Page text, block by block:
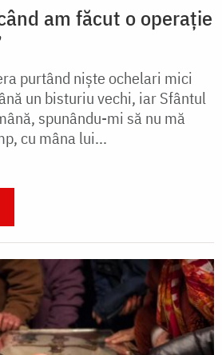
am făcut o operație
purtând nişte oche­lari mici
un bisturiu vechi, iar Sfântul
spunându-mi să nu mă
cu mâna lui...